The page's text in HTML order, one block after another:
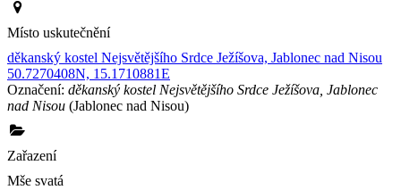
Místo uskutečnění
děkanský kostel Nejsvětějšího Srdce Ježíšova, Jablonec nad Nisou
50.7270408N, 15.1710881E
Označení: děkanský kostel Nejsvětějšího Srdce Ježíšova, Jablonec
nad Nisou (Jablonec nad Nisou)
Zařazení
Mše svatá